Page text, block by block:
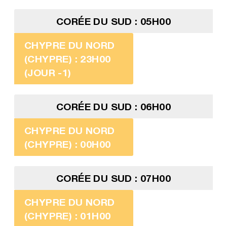
CORÉE DU SUD : 05H00
CHYPRE DU NORD
(CHYPRE) : 23H00
(JOUR -1)
CORÉE DU SUD : 06H00
CHYPRE DU NORD
(CHYPRE) : 00H00
CORÉE DU SUD : 07H00
CHYPRE DU NORD
(CHYPRE) : 01H00